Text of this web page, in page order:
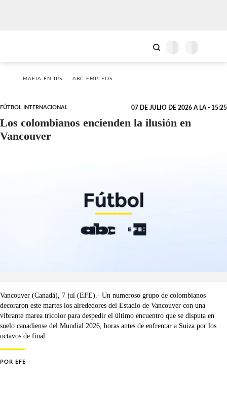
MAFIA EN IPS ABC EMPLEOS
FÚTBOL INTERNACIONAL 07 DE JULIO DE 2026 A LA - 15:25
Los colombianos encienden la ilusión en
Vancouver
Vancouver (Canadá), 7 jul (EFE).- Un numeroso grupo de colombianos
decoraron este martes los alrededores del Estadio de Vancouver con una
vibrante marea tricolor para despedir el último encuentro que se disputa en
suelo canadiense del Mundial 2026, horas antes de enfrentar a Suiza por los
octavos de final.
POR EFE